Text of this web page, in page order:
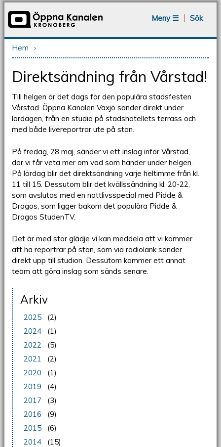
Meny ☰
Sök
Du är här
Hem ›
Direktsändning från Vårstad!
Till helgen är det dags för den populära stadsfesten
Vårstad. Öppna Kanalen Växjö sänder direkt under
lördagen, från en studio på stadshotellets terrass och
med både livereportrar ute på stan.
På fredag, 28 maj, sänder vi ett inslag inför Vårstad,
där vi får veta mer om vad som händer under helgen.
På lördag blir det direktsändning varje heltimme från kl.
11 till 15. Dessutom blir det kvällssändning kl. 20-22,
som avslutas med en nattlivsspecial med Pidde &
Dragos, som ligger bakom det populära Pidde &
Dragos StudenTV.
Det är med stor glädje vi kan meddela att vi kommer
att ha reportrar på stan, som via radiolänk sänder
direkt upp till studion. Dessutom kommer ett annat
team att göra inslag som sänds senare.
Arkiv
2025
(2)
2024
(1)
2022
(5)
2021
(2)
2020
(1)
2019
(4)
2017
(3)
2016
(9)
2015
(6)
2014
(15)